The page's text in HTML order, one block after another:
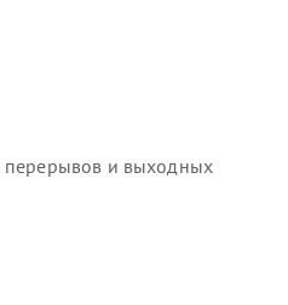
и выходных